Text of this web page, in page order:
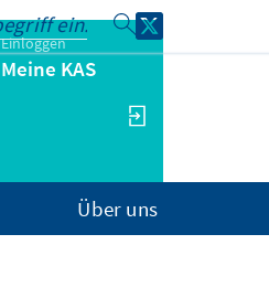
Einloggen
Meine KAS
Über uns